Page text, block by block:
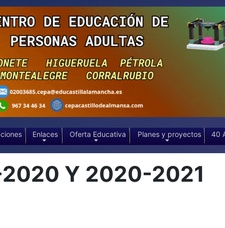
Enlaces Oferta Educativa Planes y proyectos 40
2020 Y 2020-2021